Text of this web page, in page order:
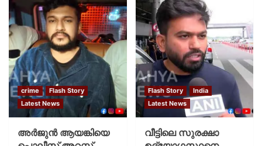
crime
Flash Story
Latest News
അർജുൻ ആയങ്കിയെ
Flash Story
India
Latest News
വീട്ടിലെ സുരക്ഷാ